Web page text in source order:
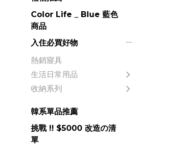
Color Life _ Blue 藍色
商品
入住必買好物
熱銷寢具
生活日常用品
收納系列
韓系單品推薦
挑戰 !! $5000 改造の清
單